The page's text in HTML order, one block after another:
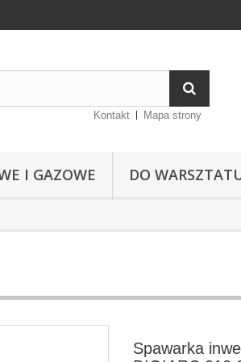
Kontakt Mapa strony
I GAZOWE DO
Spawarka